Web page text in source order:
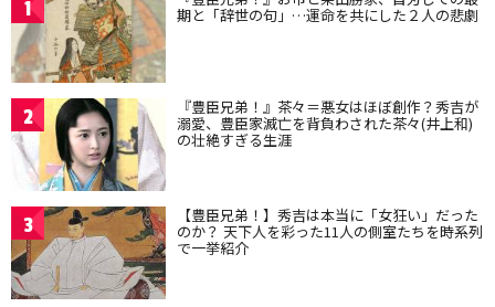
1 期と「辞世の句」…運命を共にした２人の悲劇
2 『豊臣兄弟！』茶々＝悪女はほぼ創作？秀吉が
溺愛、豊臣家滅亡を背負わされた茶々(井上和)
の壮絶すぎる生涯
3 【豊臣兄弟！】秀吉は本当に「女狂い」だった
のか？ 天下人を彩った11人の側室たちを時系列
で一挙紹介